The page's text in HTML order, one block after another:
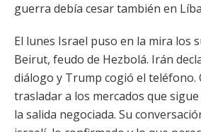
guerra debía cesar también en
El lunes Israel puso en la mira los
Beirut, feudo de Hezbolá. Irán
diálogo y Trump cogió el teléfono.
trasladar a los mercados que
la salida negociada. Su